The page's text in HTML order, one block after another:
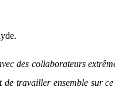
des collaborateurs
travailler ensemble sur